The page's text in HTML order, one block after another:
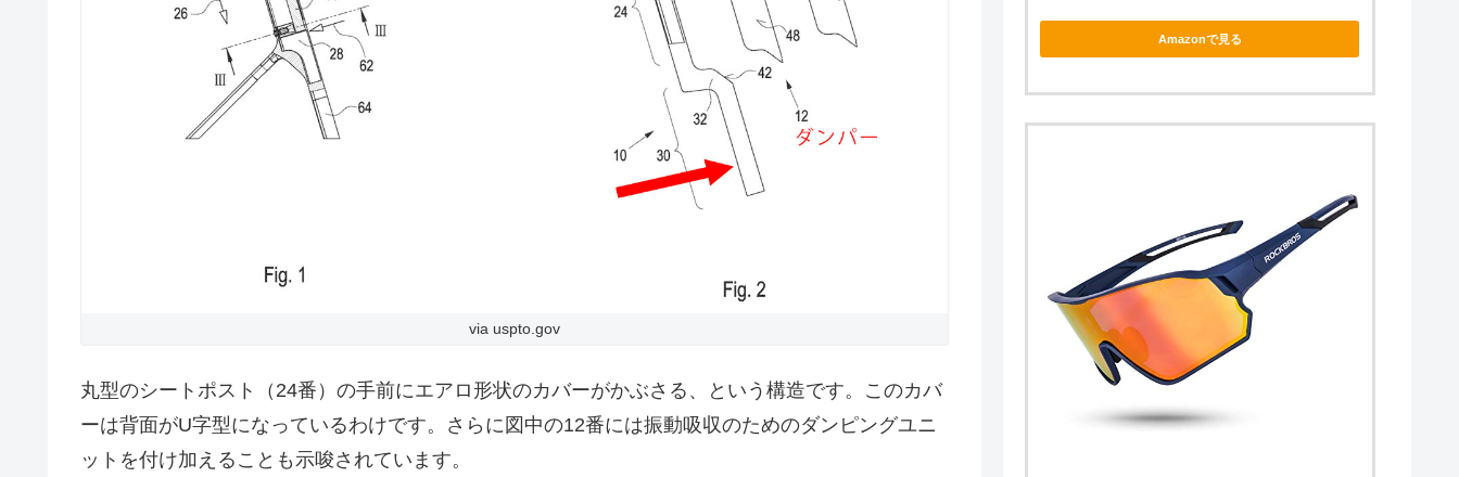
via uspto.gov
丸型のシートポスト（24番）の手前にエアロ形状のカバーがかぶさる、という構造です。このカバ
ーは背面がU字型になっているわけです。さらに図中の12番には振動吸収のためのダンピングユニ
ットを付け加えることも示唆されています。
Amazonで見る